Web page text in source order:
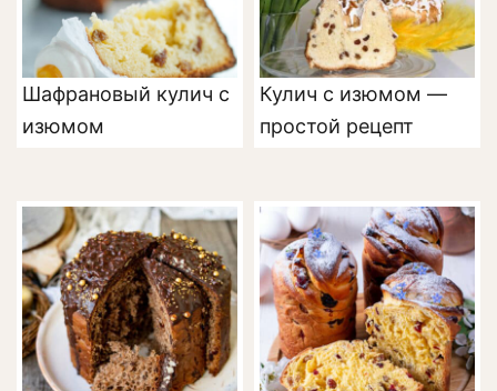
Шафрановый кулич с
изюмом
Кулич с изюмом —
простой рецепт